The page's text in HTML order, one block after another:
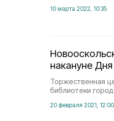
10 марта 2022, 10:35
накануне
Торжественная
библиотеки
20 февраля 2021, 12:00